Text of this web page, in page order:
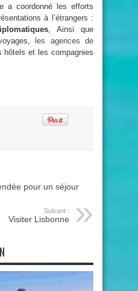
coordonné les efforts
à l’étrangers :
, Ainsi que
les agences de
hôtels et les compagnies
pour un séjour
Suivant :
Visiter Lisbonne